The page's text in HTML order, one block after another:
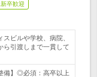
卒歓迎
スビルや学校、病院、
ら引渡しまで一貫して
備】◎必須：高卒以上